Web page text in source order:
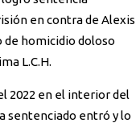
en contra de Alexis
de homicidio doloso
L.C.H.
2022 en el interior del
sentenciado entró y lo